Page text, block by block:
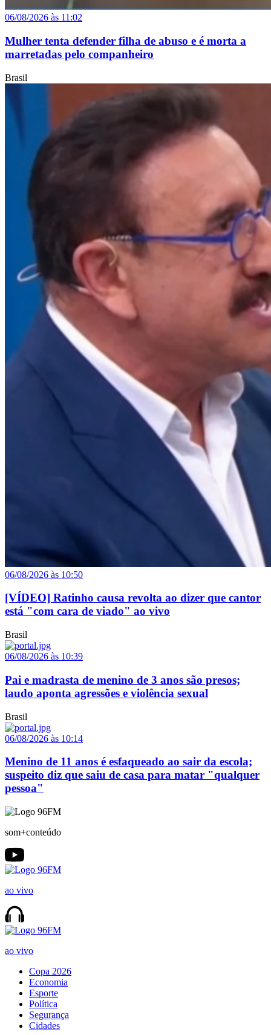
06/08/2026 às 11:02
Mulher tenta defender filha de abuso e é morta a
marretadas pelo companheiro
Brasil
06/08/2026 às 10:50
[VÍDEO] Ratinho causa revolta ao dizer que cantor
está "com cara de viado" ao vivo
Brasil
06/08/2026 às 10:39
Pai e madrasta de menino de 3 anos são presos;
laudo aponta agressões e violência sexual
Brasil
06/08/2026 às 10:14
Menino de 11 anos é esfaqueado ao sair da escola;
suspeito diz que saiu de casa para matar "qualquer
pessoa"
som+conteúdo
ao vivo
ao vivo
Copa 2026
Economia
Esporte
Política
Segurança
Cidades